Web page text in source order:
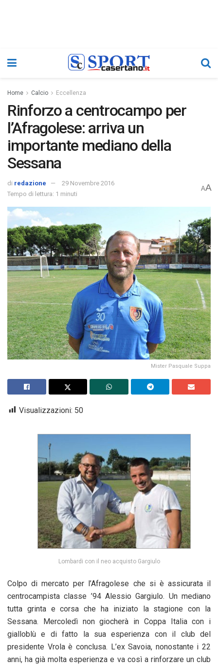
Home Calcio Eccellenza
Rinforzo a centrocampo per
l’Afragolese: arriva un
importante mediano della
Sessana
di redazione
29 Novembre 2016
Tempo di lettura: 1 minuti
AA
Mister Pasquale Suppa
Visualizzazioni: 50
Lombardi con il neo acquisto Gargiulo
Colpo di mercato per l’Afragolese che si è assicurata il
centrocampista classe ’94 Alessio Gargiulo. Un mediano
tutta grinta e corsa che ha iniziato la stagione con la
Sessana. Mercoledì non giocherà in Coppa Italia con i
gialloblù e di fatto la sua esperienza con il club del
presidente Vrola è conclusa. L’ex Savoia, nonostante i 22
anni, ha già molta esperienza e va così a rinforzare un club